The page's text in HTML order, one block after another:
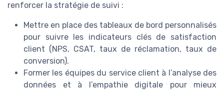
renforcer la stratégie de suivi :
Mettre en place des tableaux de bord personnalisés
pour suivre les indicateurs clés de satisfaction
client (NPS, CSAT, taux de réclamation, taux de
conversion).
Former les équipes du service client à l’analyse des
données et à l’empathie digitale pour mieux